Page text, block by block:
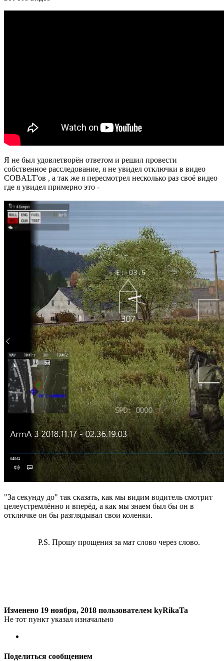
Я не был удовлетворён ответом и решил провести
собственное расследование, я не увидел отключки в видео
COBALT'ов , а так же я пересмотрел несколько раз своё видео
где я увидел примерно это -
"За секунду до" так сказать, как мы видим водитель смотрит
целеустремлённо и вперёд, а как мы знаем был бы он в
отключке он бы разглядывал свои коленки.
P.S. Прошу прощения за мат слово через слово.
Изменено 19 ноября, 2018 пользователем kyRikaTa
Не тот пункт указал изначально
Поделиться сообщением